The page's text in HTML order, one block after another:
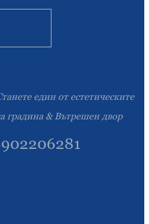
един от естетическите
градина & Вътрешен двор